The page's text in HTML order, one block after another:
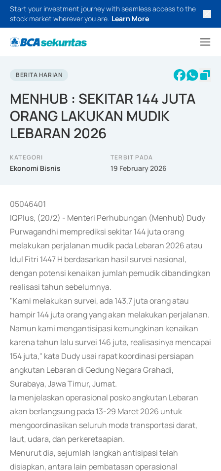
Start your investment journey with seamless access to the
stock market wherever you are. Learn More
BERITA HARIAN
MENHUB : SEKITAR 144 JUTA
ORANG LAKUKAN MUDIK
LEBARAN 2026
KATEGORI
Ekonomi Bisnis
TERBIT PADA
19 February 2026
05046401
IQPlus, (20/2) - Menteri Perhubungan (Menhub) Dudy
Purwagandhi memprediksi sekitar 144 juta orang
melakukan perjalanan mudik pada Lebaran 2026 atau
Idul Fitri 1447 H berdasarkan hasil survei nasional,
dengan potensi kenaikan jumlah pemudik dibandingkan
realisasi tahun sebelumnya.
"Kami melakukan survei, ada 143,7 juta orang atau
hampir 144 juta orang yang akan melakukan perjalanan.
Namun kami mengantisipasi kemungkinan kenaikan
karena tahun lalu survei 146 juta, realisasinya mencapai
154 juta," kata Dudy usai rapat koordinasi persiapan
angkutan Lebaran di Gedung Negara Grahadi,
Surabaya, Jawa Timur, Jumat.
Ia menjelaskan operasional posko angkutan Lebaran
akan berlangsung pada 13-29 Maret 2026 untuk
mengoordinasikan seluruh moda transportasi darat,
laut, udara, dan perkeretaapian.
Menurut dia, sejumlah langkah antisipasi telah
disiapkan, antara lain pembatasan operasional